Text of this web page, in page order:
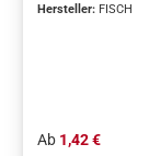
Hersteller: FISCH
Regulärer Preis:
Ab 1,42 €